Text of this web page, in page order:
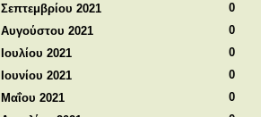
Σεπτεμβρίου 2021
0
Αυγούστου 2021
0
Ιουλίου 2021
0
Ιουνίου 2021
0
Μαΐου 2021
0